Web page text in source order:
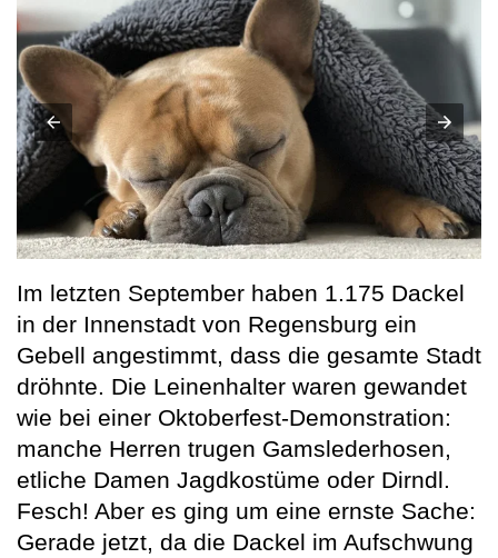
Im letzten September haben 1.175 Dackel
in der Innenstadt von Regensburg ein
Gebell angestimmt, dass die gesamte Stadt
dröhnte. Die Leinenhalter waren gewandet
wie bei einer Oktoberfest-Demonstration:
manche Herren trugen Gamslederhosen,
etliche Damen Jagdkostüme oder Dirndl.
Fesch! Aber es ging um eine ernste Sache:
Gerade jetzt, da die Dackel im Aufschwung